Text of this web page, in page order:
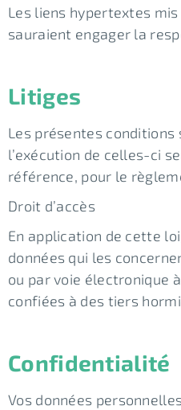
Les liens hypertextes
sauraient engager la
Litiges
Les présentes
l’exécution de celles-ci
référence, pour le
Droit d’accès
En application de cette
données qui les
ou par voie électronique
confiées à des tiers
Confidentialité
Vos données